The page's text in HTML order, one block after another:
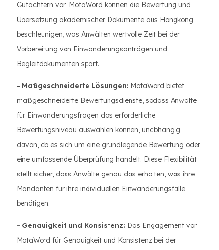
Gutachtern von MotaWord können die Bewertung und
Übersetzung akademischer Dokumente aus Hongkong
beschleunigen, was Anwälten wertvolle Zeit bei der
Vorbereitung von Einwanderungsanträgen und
Begleitdokumenten spart.
- Maßgeschneiderte Lösungen: MotaWord bietet
maßgeschneiderte Bewertungsdienste, sodass Anwälte
für Einwanderungsfragen das erforderliche
Bewertungsniveau auswählen können, unabhängig
davon, ob es sich um eine grundlegende Bewertung oder
eine umfassende Überprüfung handelt. Diese Flexibilität
stellt sicher, dass Anwälte genau das erhalten, was ihre
Mandanten für ihre individuellen Einwanderungsfälle
benötigen.
- Genauigkeit und Konsistenz: Das Engagement von
MotaWord für Genauigkeit und Konsistenz bei der